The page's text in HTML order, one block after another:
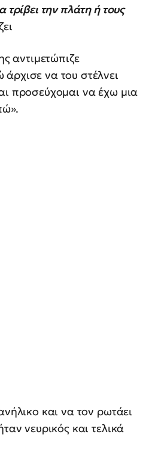
τρίβει την πλάτη ή τους
αντιμετώπιζε
να του στέλνει
προσεύχομαι να έχω μια
και να τον ρωτάει
νευρικός και τελικά